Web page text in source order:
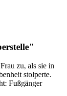
zu, als sie in
stolperte.
Fußgänger